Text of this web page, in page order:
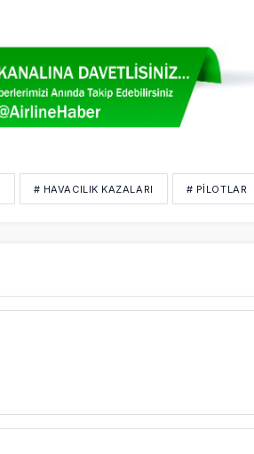
# HAVACILIK KAZALARI # PILOTLAR